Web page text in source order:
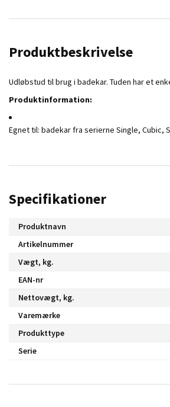
Produktbeskrivelse
Udløbstud til brug i badekar. Tuden har et
Produktinformation:
Egnet til: badekar fra serierne Single, Cubic,
Specifikationer
Produktnavn
Artikelnummer
Vægt, kg.
EAN-nr
Nettovægt, kg.
Varemærke
Produkttype
Serie